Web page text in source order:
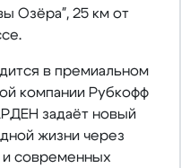
Озёра", 25 км от
в премиальном
компании Рубкофф
задаёт новый
жизни через
и современных